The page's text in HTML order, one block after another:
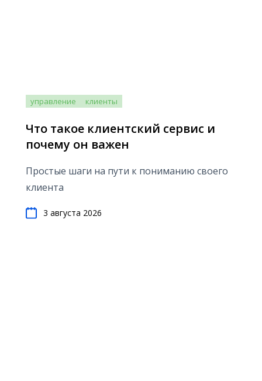
управление клиенты
Что такое клиентский сервис и
почему он важен
Простые шаги на пути к пониманию своего
клиента
3 августа 2026